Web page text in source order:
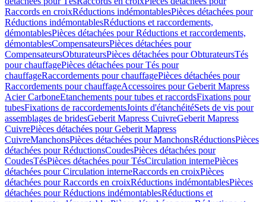
Raccords en croixRéductions indémontablesPièces détachées pour
Réductions indémontablesRéductions et raccordements,
démontablesPièces détachées pour Réductions et raccordements,
démontablesCompensateursPièces détachées pour
CompensateursObturateursPièces détachées pour ObturateursTés
pour chauffagePièces détachées pour Tés pour
chauffageRaccordements pour chauffagePièces détachées pour
Raccordements pour chauffageAccessoires pour Geberit Mapress
Acier CarboneEtanchements pour tubes et raccordsFixations pour
tubesFixations de raccordementsJoints d'étanchéitéSets de vis pour
assemblages de bridesGeberit Mapress CuivreGeberit Mapress
CuivrePièces détachées pour Geberit Mapress
CuivreManchonsPièces détachées pour ManchonsRéductionsPièces
détachées pour RéductionsCoudesPièces détachées pour
CoudesTésPièces détachées pour TésCirculation internePièces
détachées pour Circulation interneRaccords en croixPièces
détachées pour Raccords en croixRéductions indémontablesPièces
détachées pour Réductions indémontablesRéductions et